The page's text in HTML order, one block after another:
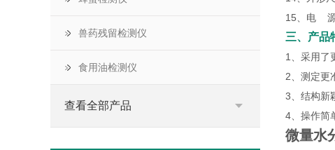
兽药残留检测仪
食用油检测仪
查看全部产品
15、电 源
三、产品
1、采用了
2、测定更
3、结构新
4、操作简
微量水